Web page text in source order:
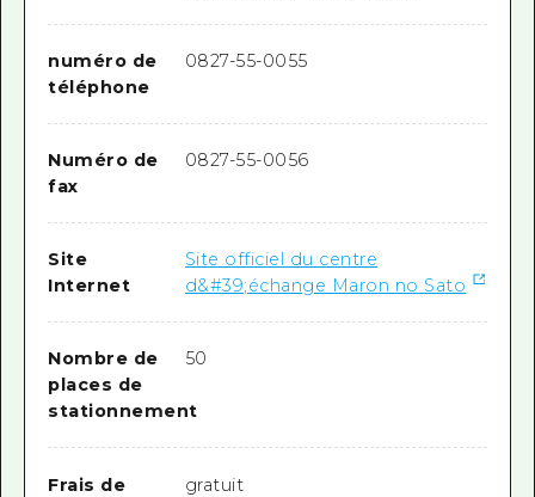
numéro de
téléphone
0827-55-0055
Numéro de
fax
0827-55-0056
Site
Internet
Site officiel du centre
d&#39;échange Maron no Sato
Nombre de
places de
stationnement
50
Frais de
gratuit